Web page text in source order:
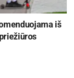
iš